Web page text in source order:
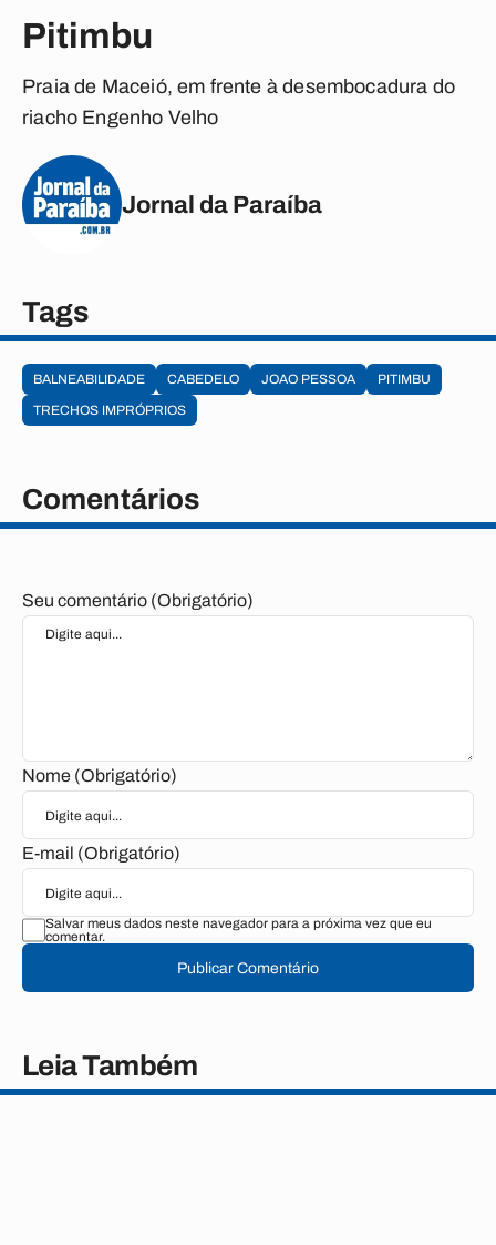
Pitimbu
Praia de Maceió, em frente à desembocadura do
riacho Engenho Velho
Jornal da Paraíba
Tags
BALNEABILIDADE CABEDELO JOAO PESSOA
PITIMBU
TRECHOS IMPRÓPRIOS
Comentários
Seu comentário (Obrigatório)
Nome (Obrigatório)
E-mail (Obrigatório)
Salvar meus dados neste navegador para a próxima vez que eu
comentar.
Publicar Comentário
Leia Também